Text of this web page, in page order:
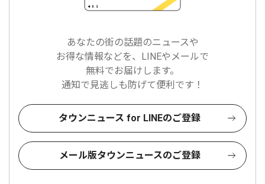
あなたの街の話題のニュースや
お得な情報などを、LINEやメールで
無料でお届けします。
通知で見逃しも防げて便利です！
タウンニュース for LINEのご登録
メール版タウンニュースのご登録